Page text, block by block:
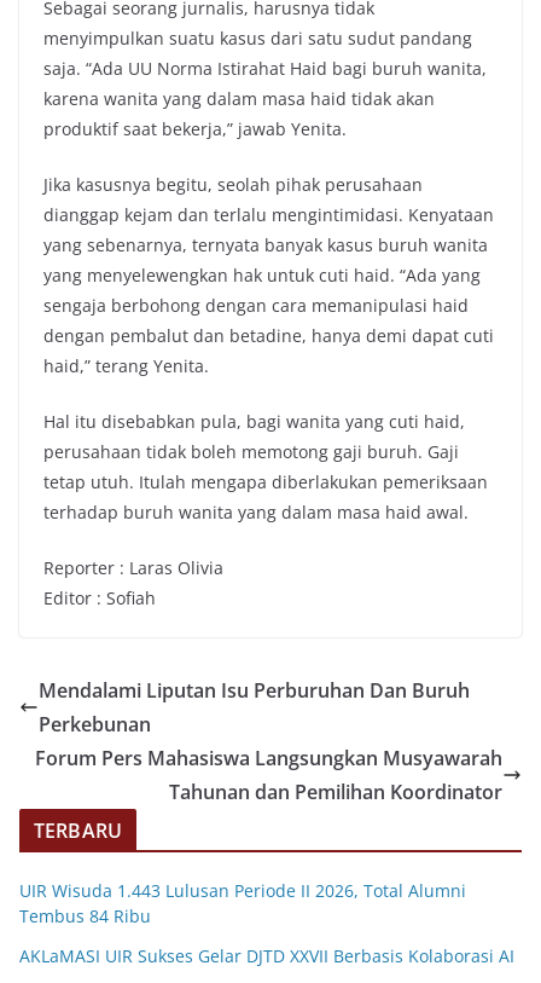
Sebagai seorang jurnalis, harusnya tidak
menyimpulkan suatu kasus dari satu sudut pandang
saja. “Ada UU Norma Istirahat Haid bagi buruh wanita,
karena wanita yang dalam masa haid tidak akan
produktif saat bekerja,” jawab Yenita.
Jika kasusnya begitu, seolah pihak perusahaan
dianggap kejam dan terlalu mengintimidasi. Kenyataan
yang sebenarnya, ternyata banyak kasus buruh wanita
yang menyelewengkan hak untuk cuti haid. “Ada yang
sengaja berbohong dengan cara memanipulasi haid
dengan pembalut dan betadine, hanya demi dapat cuti
haid,” terang Yenita.
Hal itu disebabkan pula, bagi wanita yang cuti haid,
perusahaan tidak boleh memotong gaji buruh. Gaji
tetap utuh. Itulah mengapa diberlakukan pemeriksaan
terhadap buruh wanita yang dalam masa haid awal.
Reporter : Laras Olivia
Editor : Sofiah
Mendalami Liputan Isu Perburuhan Dan Buruh
Perkebunan
Forum Pers Mahasiswa Langsungkan Musyawarah
Tahunan dan Pemilihan Koordinator
TERBARU
UIR Wisuda 1.443 Lulusan Periode II 2026, Total Alumni
Tembus 84 Ribu
AKLaMASI UIR Sukses Gelar DJTD XXVII Berbasis Kolaborasi AI